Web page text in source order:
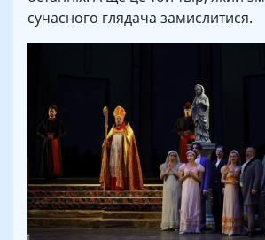
сучасного глядача замислитися.